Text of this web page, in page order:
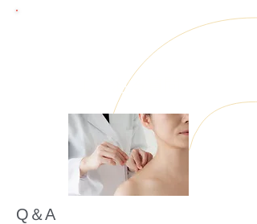
​よくある質問
Q＆A